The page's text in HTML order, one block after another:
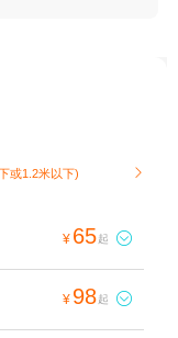
或1.2米以下) 
¥ 65起 
¥ 98起 